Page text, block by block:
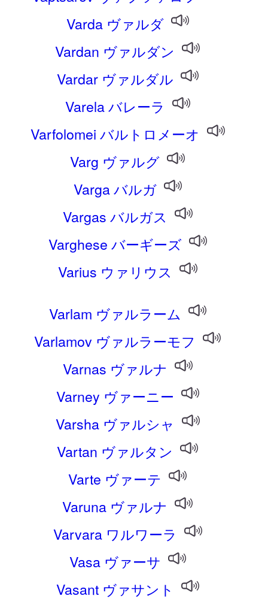
Varda ヴァルダ
Vardan ヴァルダン
Vardar ヴァルダル
Varela バレーラ
Varfolomei バルトロメーオ
Varg ヴァルグ
Varga バルガ
Vargas バルガス
Varghese バーギーズ
Varius ウァリウス
Varlam ヴァルラーム
Varlamov ヴァルラーモフ
Varnas ヴァルナ
Varney ヴァーニー
Varsha ヴァルシャ
Vartan ヴァルタン
Varte ヴァーテ
Varuna ヴァルナ
Varvara ワルワーラ
Vasa ヴァーサ
Vasant ヴァサント